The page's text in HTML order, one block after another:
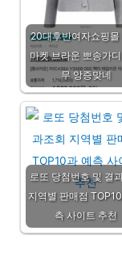
20대후반여자쇼핑몰
마켓 브라운 뽀송가
무 앙증맞네
로또 당첨번호 및 결
지역별 판매점
측 사이트 추천